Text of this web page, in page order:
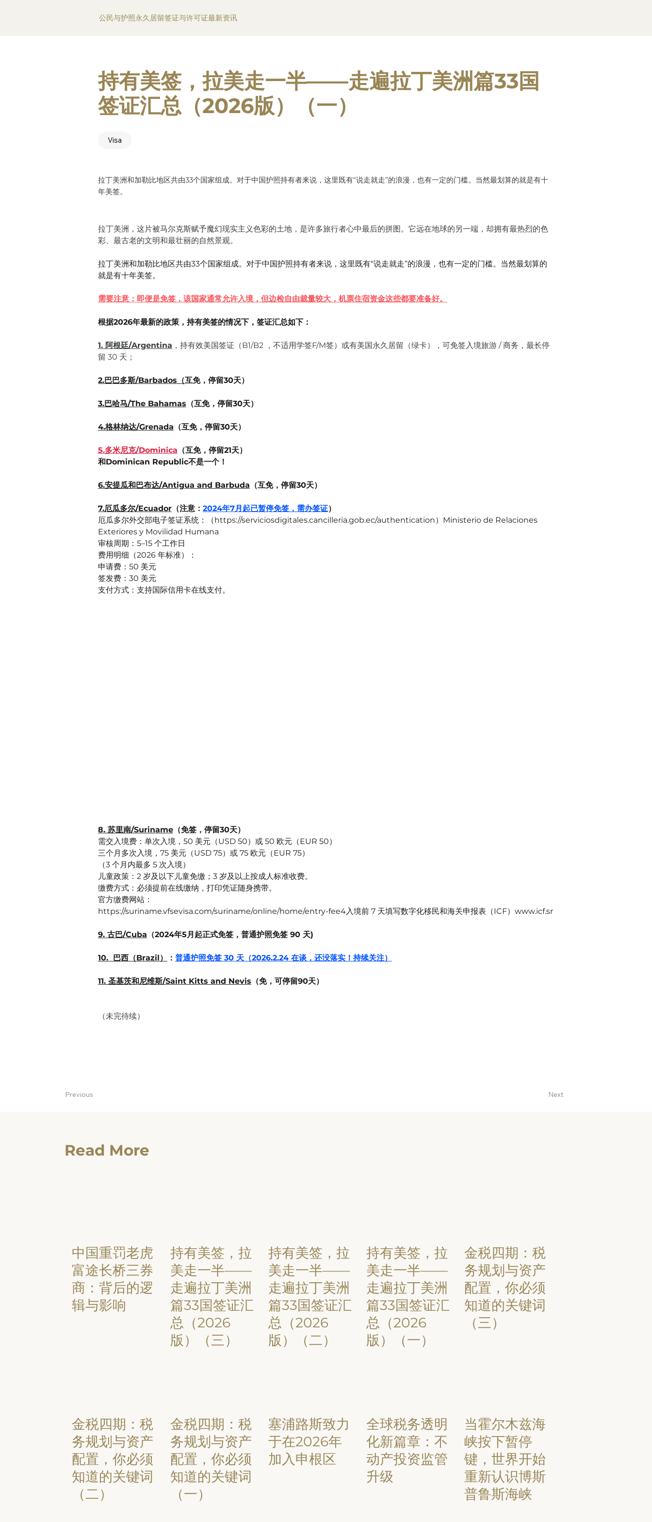
公民与护照永久居留签证与许可证最新资讯
Visa
拉丁美洲和加勒比地区共由33个国家组成。对于中国护照持有者来说，这里既有“说走就走”的浪漫，也有一定的门槛。当然最划算的就是有十
年美签。
拉丁美洲，这片被马尔克斯赋予魔幻现实主义色彩的土地，是许多旅行者心中最后的拼图。它远在地球的另一端，却拥有最热烈的色
彩、最古老的文明和最壮丽的自然景观。
拉丁美洲和加勒比地区共由33个国家组成。对于中国护照持有者来说，这里既有“说走就走”的浪漫，也有一定的门槛。当然最划算的
就是有十年美签。
需要注意：即便是免签，该国家通常允许入境，但边检自由裁量较大，机票住宿资金这些都要准备好。
根据2026年最新的政策，持有美签的情况下，签证汇总如下：
1. 阿根廷/Argentina ，持有效美国签证（B1/B2 ，不适用学签F/M签）或有美国永久居留（绿卡），可免签入境旅游 / 商务，最长停
留 30 天；
2.巴巴多斯/Barbados（互免，停留30天）
3.巴哈马/The Bahamas
4.格林纳达/Grenada
5.多米尼克/Dominica
和Dominican Republic不是一个！
6.安提瓜和巴布达/Antigua and Barbuda
7.厄瓜多尔/Ecuador（注意： 2024年7月起已暂停免签，需办签证
厄瓜多尔外交部电子签证系统：（https://serviciosdigitales.cancilleria.gob.ec/authentication）Ministerio de Relaciones
Exteriores y Movilidad Humana
审核周期：5–15 个工作日
费用明细（2026 年标准）：
申请费：50 美元
签发费：30 美元
支付方式：支持国际信用卡在线支付。
8. 苏里南/Suriname
需交入境费：单次入境，50 美元（USD 50）或 50 欧元（EUR 50）
三个月多次入境，75 美元（USD 75）或 75 欧元（EUR 75）
（3 个月内最多 5 次入境）
儿童政策：2 岁及以下儿童免缴；3 岁及以上按成人标准收费。
缴费方式：必须提前在线缴纳，打印凭证随身携带。
官方缴费网站：
https://suriname.vfsevisa.com/suriname/online/home/entry-fee4入境前 7 天填写数字化移民和海关申报表（ICF）www.icf.sr
9. 古巴/Cuba （2024年5月起正式免签，普通护照免签 90 天)
10.  巴西（Brazil） ： 普通护照免签 30 天（2026.2.24 在谈，还没落实！持续关注）
11. 圣基茨和尼维斯/Saint Kitts and Nevis （免，可停留90天）
（未完待续）
持有美签，拉美走一半——走遍拉丁美洲篇33国
签证汇总（2026版）（一）
Previous Next
Read More
中国重罚老虎
富途长桥三券
商：背后的逻
辑与影响
持有美签，拉
美走一半——
走遍拉丁美洲
篇33国签证汇
总（2026
版）（三）
持有美签，拉
美走一半——
走遍拉丁美洲
篇33国签证汇
总（2026
版）（二）
持有美签，拉
美走一半——
走遍拉丁美洲
篇33国签证汇
总（2026
版）（一）
金税四期：税
务规划与资产
配置，你必须
知道的关键词
（三）
金税四期：税
务规划与资产
配置，你必须
知道的关键词
（二）
金税四期：税
务规划与资产
配置，你必须
知道的关键词
（一）
塞浦路斯致力
于在2026年
加入申根区
全球税务透明
化新篇章：不
动产投资监管
升级
当霍尔木兹海
峡按下暂停
键，世界开始
重新认识博斯
普鲁斯海峡